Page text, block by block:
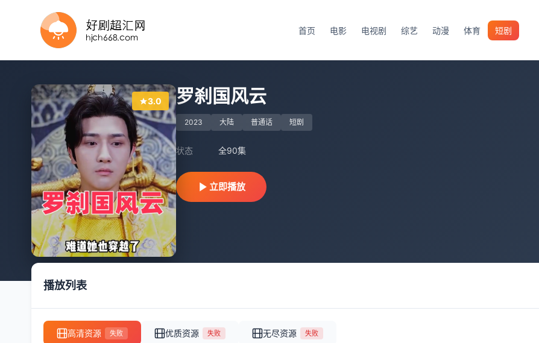
首页 电影 电视剧 综艺 动漫 体育 短剧
3.0 罗刹国风云
2023 大陆 普通话 短剧
状态 全90集
立即播放
播放列表
高清资源 失败 优质资源 失败 无尽资源 失败